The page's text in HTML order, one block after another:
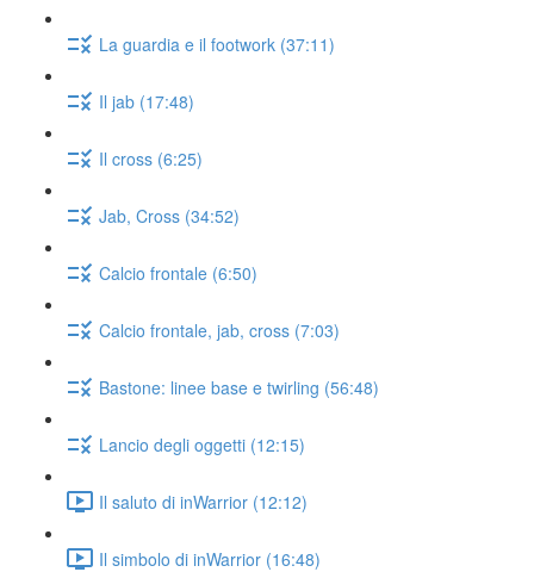
La guardia e il footwork (37:11)
Il jab (17:48)
Il cross (6:25)
Jab, Cross (34:52)
Calcio frontale (6:50)
Calcio frontale, jab, cross (7:03)
Bastone: linee base e twirling (56:48)
Lancio degli oggetti (12:15)
Il saluto di inWarrior (12:12)
Il simbolo di inWarrior (16:48)